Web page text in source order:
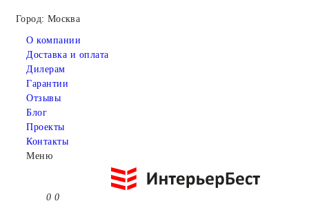
Город: Москва
О компании
Доставка и оплата
Дилерам
Гарантии
Отзывы
Блог
Проекты
Контакты
Меню
0 0